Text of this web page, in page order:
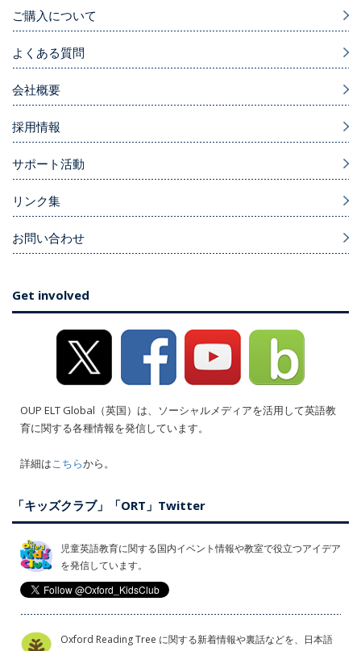
ご購入について
よくある質問
会社概要
採用情報
サポート活動
リンク集
お問い合わせ
Get involved
OUP ELT Global（英国）は、ソーシャルメディアを活用して英語教
育に関する各種情報を発信しています。
詳細はこちらから。
「キッズクラブ」「ORT」Twitter
児童英語教育に関する国内イベント情報や教室で役立つアイデア
を発信しています。
Oxford Reading Tree に関する新着情報や裏話などを、日本語